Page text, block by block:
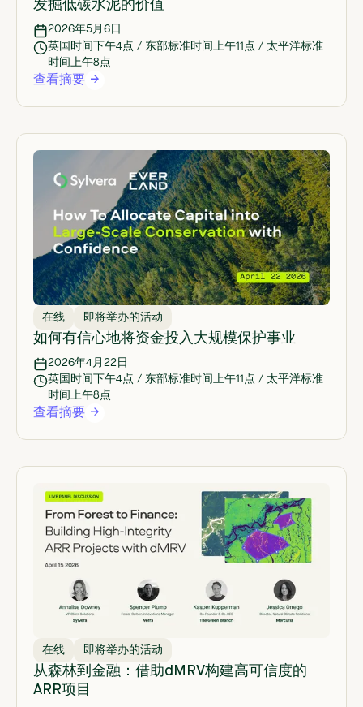
发掘低碳水泥的价值
2026年5月6日
英国时间下午4点 / 东部标准时间上午11点 / 太平洋标准
时间上午8点
查看摘要
在线 即将举办的活动
如何有信心地将资金投入大规模保护事业
2026年4月22日
英国时间下午4点 / 东部标准时间上午11点 / 太平洋标准
时间上午8点
查看摘要
在线 即将举办的活动
从森林到金融：借助dMRV构建高可信度的
ARR项目